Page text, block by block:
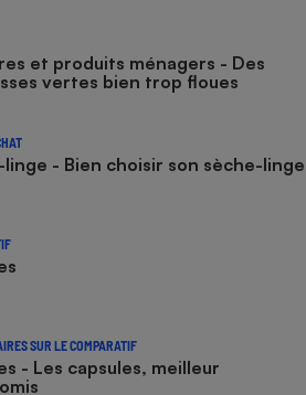
et produits ménagers - Des
vertes bien trop floues
linge - Bien choisir son sèche-linge
SUR LE COMPARATIF
- Les capsules, meilleur